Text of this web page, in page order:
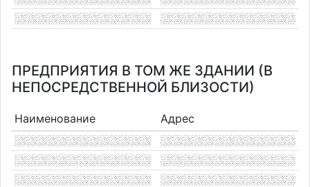
ПРЕДПРИЯТИЯ В ТОМ ЖЕ ЗДАНИИ (В
НЕПОСРЕДСТВЕННОЙ БЛИЗОСТИ)
Наименование Адрес